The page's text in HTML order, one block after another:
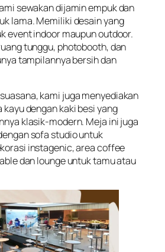
sewakan dijamin empuk dan
lama. Memiliki desain yang
event indoor maupun outdoor.
tunggu, photobooth, dan
tampilannya bersih dan
kami juga menyediakan
dengan kaki besi yang
klasik-modern. Meja ini juga
sofa studio untuk
instagenic, area coffee
dan lounge untuk tamu atau